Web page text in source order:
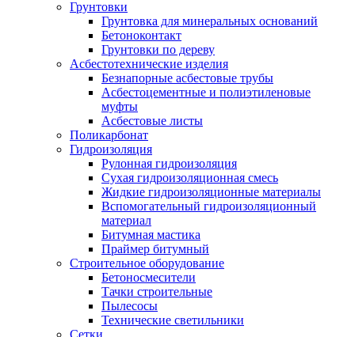
Грунтовки
Грунтовка для минеральных оснований
Бетоноконтакт
Грунтовки по дереву
Асбестотехнические изделия
Безнапорные асбестовые трубы
Асбестоцементные и полиэтиленовые
муфты
Асбестовые листы
Поликарбонат
Гидроизоляция
Рулонная гидроизоляция
Сухая гидроизоляционная смесь
Жидкие гидроизоляционные материалы
Вспомогательный гидроизоляционный
материал
Битумная мастика
Праймер битумный
Строительное оборудование
Бетоносмесители
Тачки строительные
Пылесосы
Технические светильники
Сетки